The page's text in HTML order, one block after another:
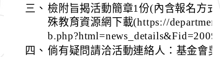
三、 檢附旨揭活動簡章1份(內含報名方
殊教育資源網下載(https://
四、 倘有疑問請洽活動連絡人：基金會